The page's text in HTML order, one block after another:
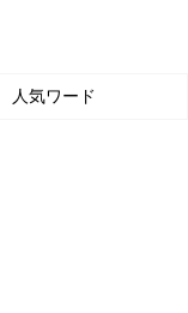
人気ワード